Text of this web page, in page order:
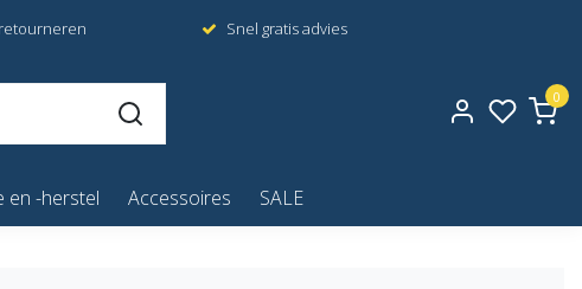
Snel gratis advies
0
en -herstel Accessoires SALE